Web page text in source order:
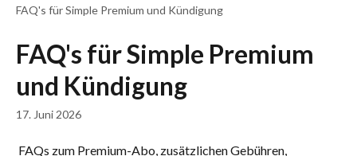
FAQ's für Simple Premium und Kündigung
FAQ's für Simple Premium
und Kündigung
17. Juni 2026